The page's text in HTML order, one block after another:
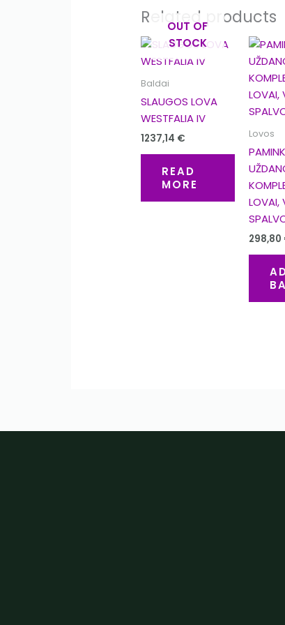
Related products
OUT OF
STOCK
Baldai
SLAUGOS LOVA
WESTFALIA IV
1237,14 €
READ
MORE
Lovos
LOVAI,
298,80